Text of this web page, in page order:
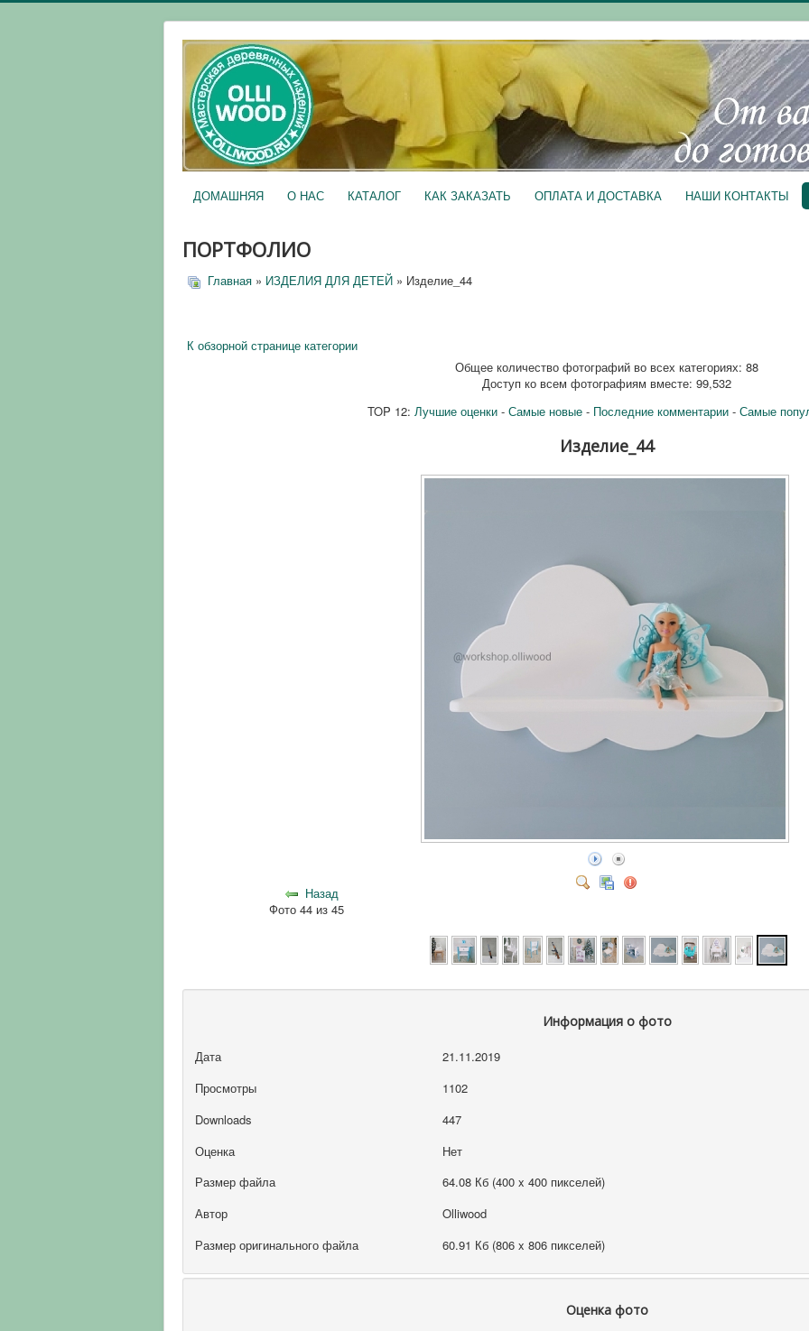
ДОМАШНЯЯ О НАС КАТАЛОГ КАК ЗАКАЗАТЬ ОПЛАТА И ДОСТАВКА НАШИ КОНТАКТЫ
ПОРТФОЛИО
Главная » ИЗДЕЛИЯ ДЛЯ ДЕТЕЙ » Изделие_44
К обзорной странице категории
Общее количество фотографий во всех категориях: 88
Доступ ко всем фотографиям вместе: 99,532
TOP 12: Лучшие оценки - Самые новые - Последние комментарии - Самые
Изделие_44
Назад
Фото 44 из 45
Информация о фото
Дата
21.11.2019
Просмотры
1102
Downloads
447
Оценка
Нет
Размер файла
64.08 Кб (400 x 400 пикселей)
Автор
Olliwood
Размер оригинального файла
60.91 Кб (806 x 806 пикселей)
Оценка фото